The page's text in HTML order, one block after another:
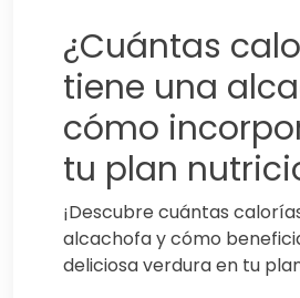
¿Cuántas
tiene una
cómo
tu plan
¡Descubre cuántas
alcachofa y cómo
deliciosa verdura en tu